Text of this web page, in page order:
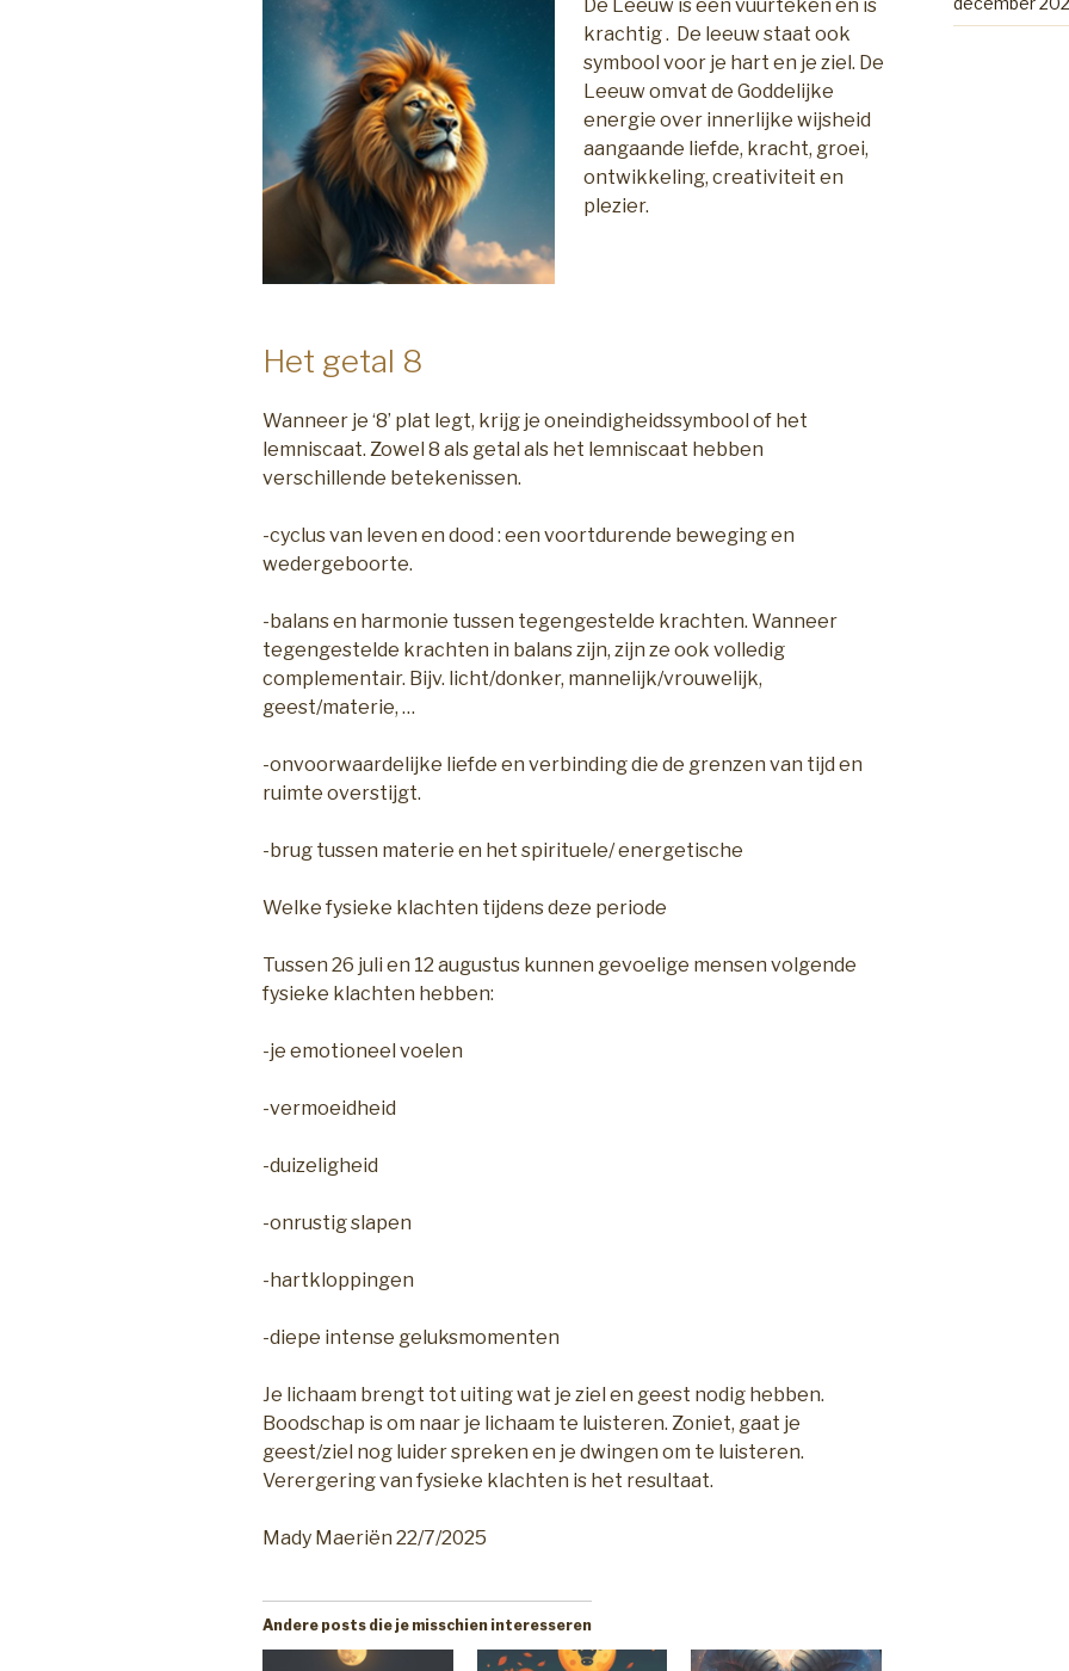
De Leeuw is een vuurteken en is
krachtig . De leeuw staat ook
symbool voor je hart en je ziel. De
Leeuw omvat de Goddelijke
energie over innerlijke wijsheid
aangaande liefde, kracht, groei,
ontwikkeling, creativiteit en
plezier.
Het getal 8
Wanneer je ‘8’ plat legt, krijg je oneindigheidssymbool of het
lemniscaat. Zowel 8 als getal als het lemniscaat hebben
verschillende betekenissen.
-cyclus van leven en dood : een voortdurende beweging en
wedergeboorte.
-balans en harmonie tussen tegengestelde krachten. Wanneer
tegengestelde krachten in balans zijn, zijn ze ook volledig
complementair. Bijv. licht/donker, mannelijk/vrouwelijk,
geest/materie, …
-onvoorwaardelijke liefde en verbinding die de grenzen van tijd en
ruimte overstijgt.
-brug tussen materie en het spirituele/ energetische
Welke fysieke klachten tijdens deze periode
Tussen 26 juli en 12 augustus kunnen gevoelige mensen volgende
fysieke klachten hebben:
-je emotioneel voelen
-vermoeidheid
-duizeligheid
-onrustig slapen
-hartkloppingen
-diepe intense geluksmomenten
Je lichaam brengt tot uiting wat je ziel en geest nodig hebben.
Boodschap is om naar je lichaam te luisteren. Zoniet, gaat je
geest/ziel nog luider spreken en je dwingen om te luisteren.
Verergering van fysieke klachten is het resultaat.
Mady Maeriën 22/7/2025
Andere posts die je misschien interesseren